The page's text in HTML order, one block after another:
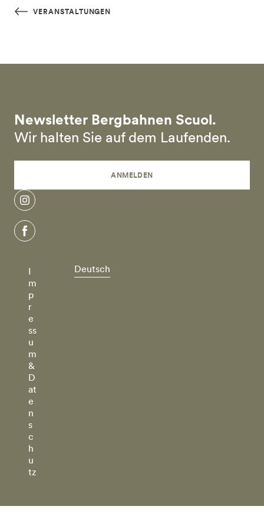
Skip to main content
VERANSTALTUNGEN
Newsletter Bergbahnen Scuol.
Wir halten Sie auf dem Laufenden.
ANMELDEN
instagram
facebook
I
m
p
r
e
ss
u
m
&
D
at
e
n
s
c
h
u
tz
Deutsch